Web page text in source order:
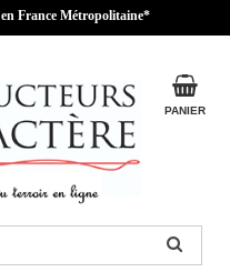
France Métropolitaine*
PANIER